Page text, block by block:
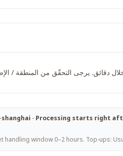
دقائق. يرجى التحقّق من المنطقة /
· Processing starts
handling window 0–2 hours. Top-ups: